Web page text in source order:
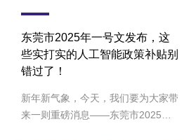
东莞市2025年一号文发布，这
些实打实的人工智能政策补贴别
错过了！
新年新气象，今天，我们要为大家带
来一则重磅消息——东莞市2025年